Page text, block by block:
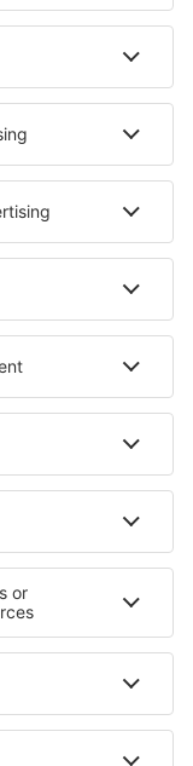
Antigua
Paradise
park Weskus